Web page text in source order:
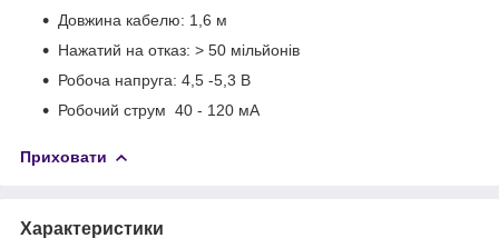
Довжина кабелю: 1,6 м
Нажатий на отказ: > 50 мільйонів
Робоча напруга: 4,5 -5,3 В
Робочий струм 40 - 120 мА
Приховати
Характеристики